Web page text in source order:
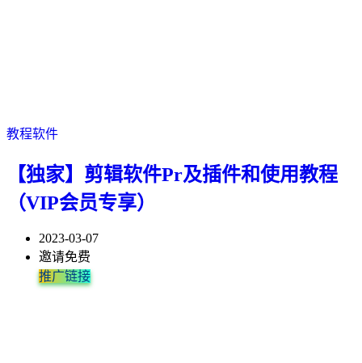
教程软件
【独家】剪辑软件Pr及插件和使用教程
（VIP会员专享）
2023-03-07
邀请免费
推广链接